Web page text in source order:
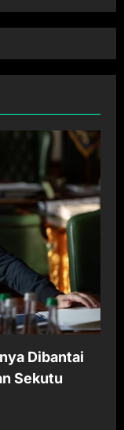
Dibantai
Sekutu